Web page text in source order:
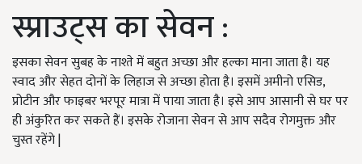
स्प्राउट्स का सेवन :
इसका सेवन सुबह के नाश्ते में बहुत अच्छा और हल्का माना जाता है। यह
स्वाद और सेहत दोनों के लिहाज से अच्छा होता है। इसमें अमीनो एसिड,
प्रोटीन और फाइबर भरपूर मात्रा में पाया जाता है। इसे आप आसानी से घर पर
ही अंकुरित कर सकते हैं। इसके रोजाना सेवन से आप सदैव रोगमुक्त और
चुस्त रहेंगे |